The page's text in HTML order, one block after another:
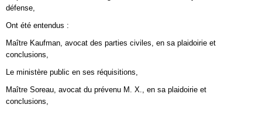
défense,
Ont été entendus :
Maître Kaufman, avocat des parties civiles, en sa plaidoirie et
conclusions,
Le ministère public en ses réquisitions,
Maître Soreau, avocat du prévenu M. X., en sa plaidoirie et
conclusions,